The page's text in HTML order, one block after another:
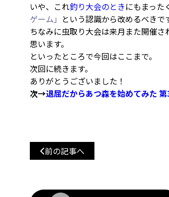
いや、これ釣り大会のときにもまった
ゲーム」 という認識から改めるべきで
ちなみに虫取り大会は来月また開催
思います。
といったところで今回はここまで。
次回に続きます。
ありがとうございました！
次→退屈だからあつ森を始めてみた
前の記事へ